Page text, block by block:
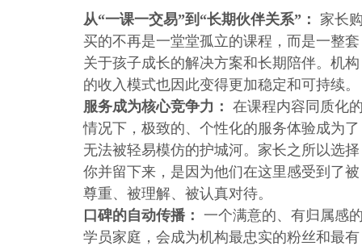
从“一课一交易”到“长期伙伴关系”：
家长
买的不再是一堂堂孤立的课程，而是一整套
关于孩子成长的解决方案和长期陪伴。机构
的收入模式也因此变得更加稳定和可持续。
服务成为核心竞争力： 在课程内容同质化
情况下，极致的、个性化的服务体验成为了
无法被轻易模仿的护城河。家长之所以选择
你并留下来，是因为他们在这里感受到了被
尊重、被理解、被认真对待。
口碑的自动传播：
一个满意的、有归属感
学员家庭，会成为机构最忠实的粉丝和最有